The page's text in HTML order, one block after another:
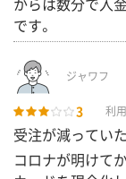
です。
ジャワフ
3 利
受注が減ってい
コロナが明けて